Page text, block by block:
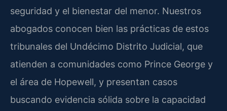
seguridad y el bienestar del menor. Nuestros
abogados conocen bien las prácticas de estos
tribunales del Undécimo Distrito Judicial, que
atienden a comunidades como Prince George y
el área de Hopewell, y presentan casos
buscando evidencia sólida sobre la capacidad